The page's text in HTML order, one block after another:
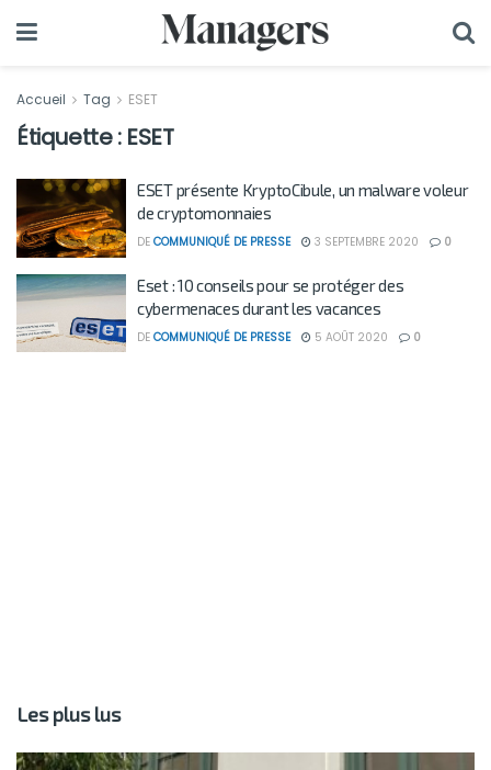
Accueil Tag ESET
Étiquette : ESET
ESET présente KryptoCibule, un malware voleur
de cryptomonnaies
DE COMMUNIQUÉ DE PRESSE 3 SEPTEMBRE 2020 0
Eset : 10 conseils pour se protéger des
cybermenaces durant les vacances
DE COMMUNIQUÉ DE PRESSE 5 AOÛT 2020 0
Les plus lus